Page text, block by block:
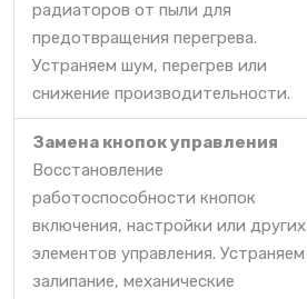
радиаторов от пыли для
предотвращения перегрева.
Устраняем шум, перегрев или
снижение производительности.
Замена кнопок управления
Восстановление
работоспособности кнопок
включения, настройки или других
элементов управления. Устраняем
залипание, механические